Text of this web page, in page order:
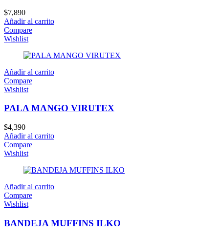
$7,890
Añadir al carrito
Compare
Wishlist
Añadir al carrito
Compare
Wishlist
PALA MANGO VIRUTEX
$4,390
Añadir al carrito
Compare
Wishlist
Añadir al carrito
Compare
Wishlist
BANDEJA MUFFINS ILKO